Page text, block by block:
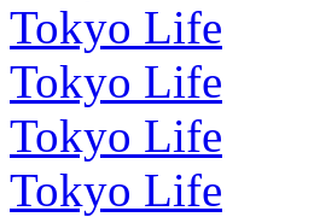
Tokyo Life
Tokyo Life
Tokyo Life
Tokyo Life